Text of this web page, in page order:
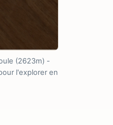
(2623m) -
l'explorer en